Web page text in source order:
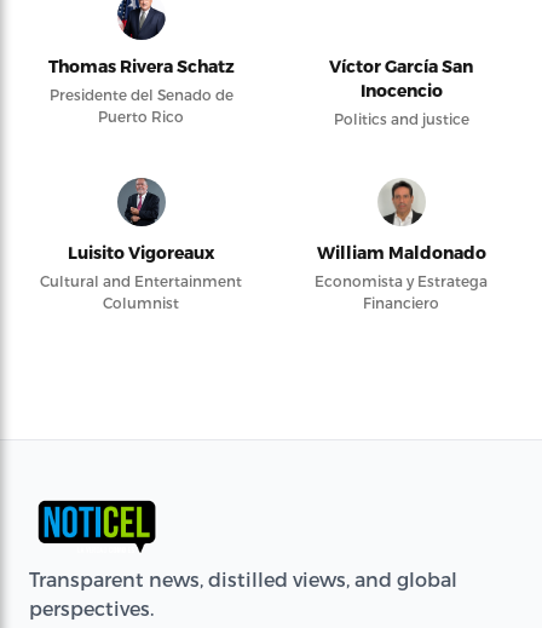
Thomas Rivera Schatz
Presidente del Senado de
Puerto Rico
Víctor García San
Inocencio
Politics and justice
Luisito Vigoreaux
Cultural and Entertainment
Columnist
William Maldonado
Economista y Estratega
Financiero
Transparent news, distilled views, and global
perspectives.